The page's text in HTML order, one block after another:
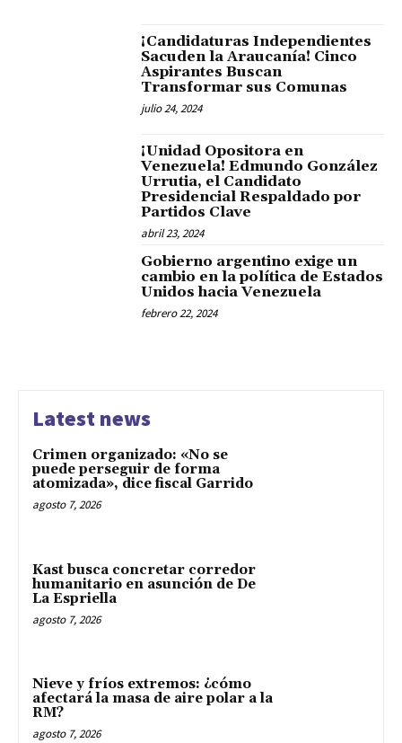
¡Candidaturas Independientes
Sacuden la Araucanía! Cinco
Aspirantes Buscan
Transformar sus Comunas
julio 24, 2024
¡Unidad Opositora en
Venezuela! Edmundo González
Urrutia, el Candidato
Presidencial Respaldado por
Partidos Clave
abril 23, 2024
Gobierno argentino exige un
cambio en la política de Estados
Unidos hacia Venezuela
febrero 22, 2024
Latest news
Crimen organizado: «No se
puede perseguir de forma
atomizada», dice fiscal Garrido
agosto 7, 2026
Kast busca concretar corredor
humanitario en asunción de De
La Espriella
agosto 7, 2026
Nieve y fríos extremos: ¿cómo
afectará la masa de aire polar a la
RM?
agosto 7, 2026